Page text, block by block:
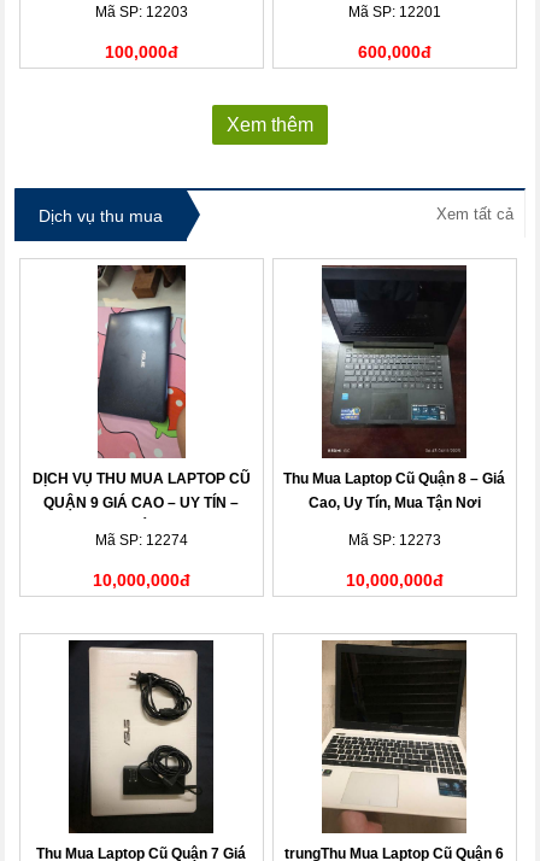
Mã SP: 12203
100,000đ
Mã SP: 12201
600,000đ
Xem thêm
Dịch vụ thu mua Xem tất cả
DỊCH VỤ THU MUA LAPTOP CŨ
QUẬN 9 GIÁ CAO – UY TÍN –
Mã SP: 12274
10,000,000đ
Thu Mua Laptop Cũ Quận 8 – Giá
Cao, Uy Tín, Mua Tận Nơi
Mã SP: 12273
10,000,000đ
Thu Mua Laptop Cũ Quận 7 Giá
trungThu Mua Laptop Cũ Quận 6